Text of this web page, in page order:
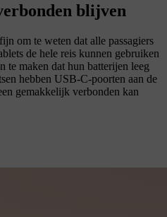
blijven
om te weten dat alle passagiers
de hele reis kunnen gebruiken
te maken dat hun batterijen leeg
hebben USB-C-poorten aan de
gemakkelijk verbonden kan